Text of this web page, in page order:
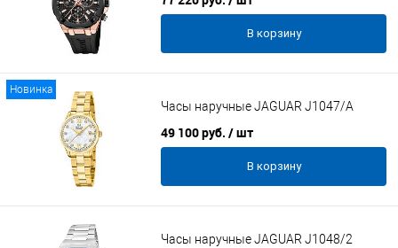
В корзину
Новинка
Часы наручные JAGUAR J1047/A
49 100 руб. / шт
В корзину
Часы наручные JAGUAR J1048/2